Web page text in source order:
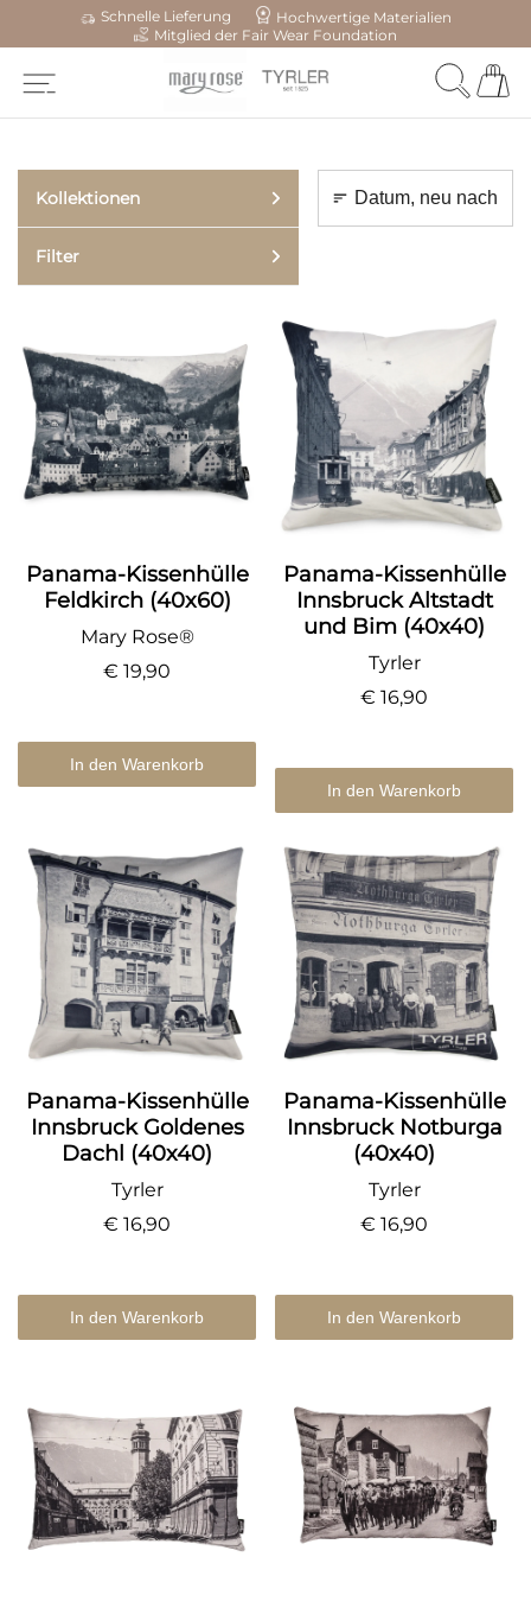
Schnelle Lieferung
Hochwertige Materialien
Mitglied der Fair Wear Foundation
Kollektionen
Filter
Panama-Kissenhülle
Feldkirch (40x60)
Mary Rose®
€ 19,90
In den Warenkorb
Panama-Kissenhülle
Innsbruck Altstadt
und Bim (40x40)
Tyrler
€ 16,90
In den Warenkorb
Panama-Kissenhülle
Innsbruck Goldenes
Dachl (40x40)
Tyrler
€ 16,90
In den Warenkorb
Panama-Kissenhülle
Innsbruck Notburga
(40x40)
Tyrler
€ 16,90
In den Warenkorb